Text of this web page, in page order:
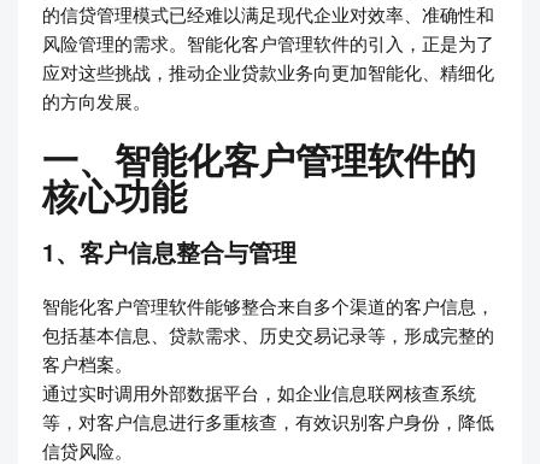
的信贷管理模式已经难以满足现代企业对效率、准确性和
风险管理的需求。智能化客户管理软件的引入，正是为了
应对这些挑战，推动企业贷款业务向更加智能化、精细化
的方向发展。
一、智能化客户管理软件的
核心功能
1、客户信息整合与管理
智能化客户管理软件能够整合来自多个渠道的客户信息，
包括基本信息、贷款需求、历史交易记录等，形成完整的
客户档案。
通过实时调用外部数据平台，如企业信息联网核查系统
等，对客户信息进行多重核查，有效识别客户身份，降低
信贷风险。